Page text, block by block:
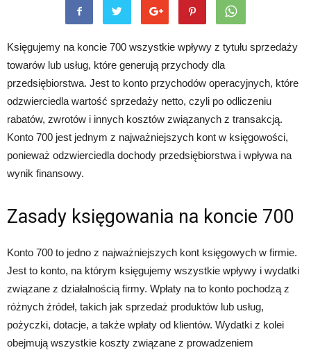
Księgujemy na koncie 700 wszystkie wpływy z tytułu sprzedaży
towarów lub usług, które generują przychody dla
przedsiębiorstwa. Jest to konto przychodów operacyjnych, które
odzwierciedla wartość sprzedaży netto, czyli po odliczeniu
rabatów, zwrotów i innych kosztów związanych z transakcją.
Konto 700 jest jednym z najważniejszych kont w księgowości,
ponieważ odzwierciedla dochody przedsiębiorstwa i wpływa na
wynik finansowy.
Zasady księgowania na koncie 700
Konto 700 to jedno z najważniejszych kont księgowych w firmie.
Jest to konto, na którym księgujemy wszystkie wpływy i wydatki
związane z działalnością firmy. Wpłaty na to konto pochodzą z
różnych źródeł, takich jak sprzedaż produktów lub usług,
pożyczki, dotacje, a także wpłaty od klientów. Wydatki z kolei
obejmują wszystkie koszty związane z prowadzeniem